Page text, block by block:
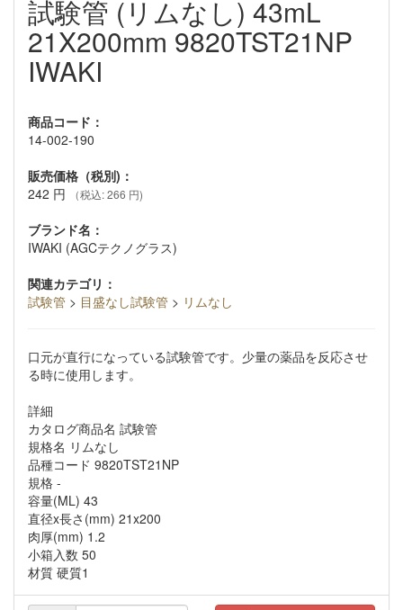
試験管 (リムなし) 43mL
21X200mm 9820TST21NP
IWAKI
商品コード：
14-002-190
販売価格（税別)：
242 円 （税込: 266 円)
ブランド名：
IWAKI (AGCテクノグラス)
関連カテゴリ：
試験管 > 目盛なし試験管 > リムなし
口元が直行になっている試験管です。少量の薬品を反応させ
る時に使用します。
詳細
カタログ商品名 試験管
規格名 リムなし
品種コード 9820TST21NP
規格 -
容量(ML) 43
直径x長さ(mm) 21x200
肉厚(mm) 1.2
小箱入数 50
材質 硬質1